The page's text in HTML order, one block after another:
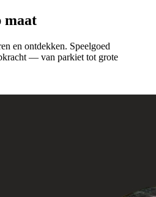
maat
en ontdekken. Speelgoed
— van parkiet tot grote